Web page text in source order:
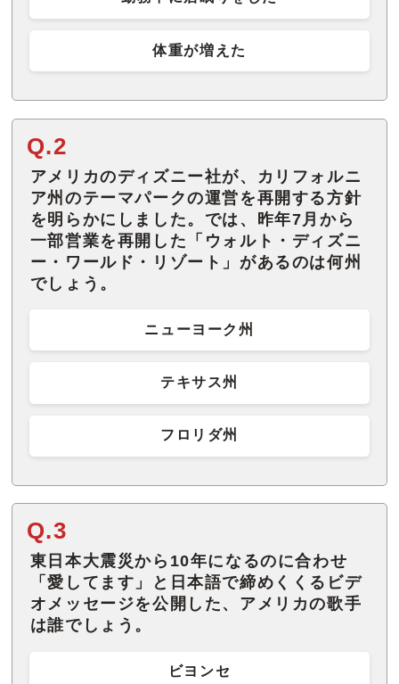
体重が増えた
Q.2
アメリカのディズニー社が、カリフォルニ
ア州のテーマパークの運営を再開する方針
を明らかにしました。では、昨年7月から
一部営業を再開した「ウォルト・ディズニ
ー・ワールド・リゾート」があるのは何州
でしょう。
ニューヨーク州
テキサス州
フロリダ州
Q.3
東日本大震災から10年になるのに合わせ
「愛してます」と日本語で締めくくるビデ
オメッセージを公開した、アメリカの歌手
は誰でしょう。
ビヨンセ